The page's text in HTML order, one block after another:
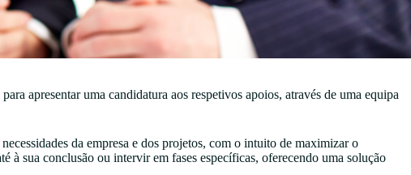
apresentar uma candidatura aos respetivos apoios, através de uma equipa
da empresa e dos projetos, com o intuito de maximizar o
à sua conclusão ou intervir em fases específicas, oferecendo uma solução